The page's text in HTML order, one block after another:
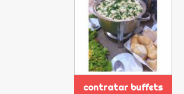
contratar buffets